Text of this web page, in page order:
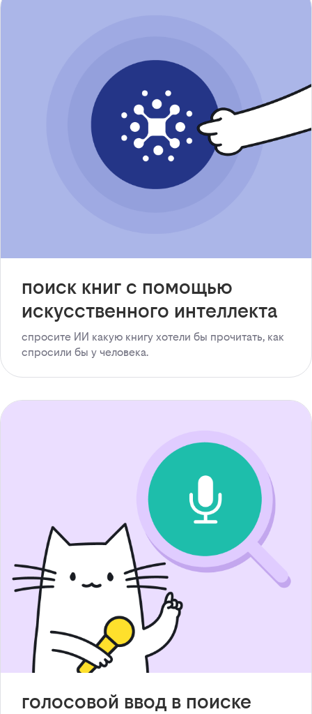
поиск книг с помощью
искусственного интеллекта
спросите ИИ какую книгу хотели бы прочитать, как
спросили бы у человека.
голосовой ввод в поиске